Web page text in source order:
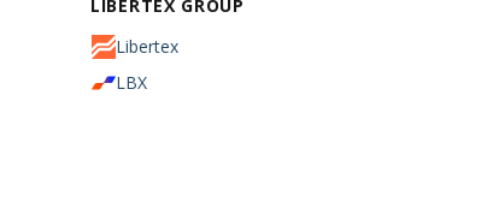
LIBERTEX GROUP
Libertex
LBX